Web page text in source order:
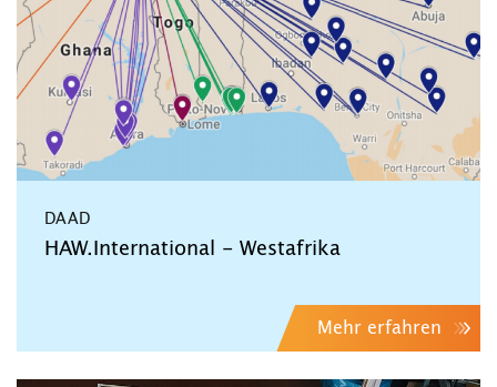
DAAD
HAW.International - Westafrika
Mehr erfahren